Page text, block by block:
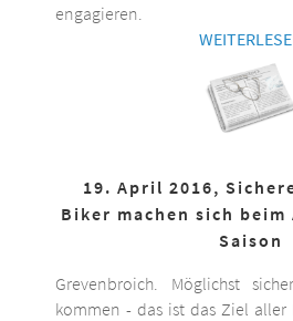
engagieren.
19. April 2016,
Biker machen sich
Saison
Grevenbroich. Möglichst
kommen - das ist das Ziel aller